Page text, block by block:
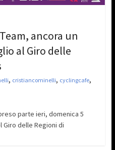
ancora un
al Giro delle
, cristiancominelli, cyclingcafe,
parte ieri, domenica 5
delle Regioni di